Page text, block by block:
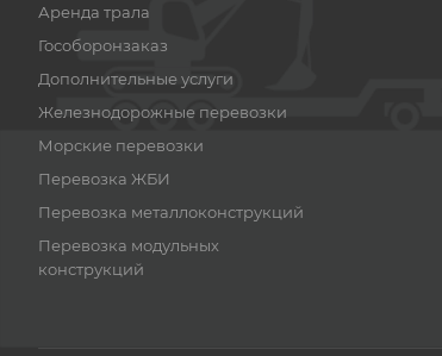
Аренда трала
Гособоронзаказ
Дополнительные услуги
Железнодорожные перевозки
Морские перевозки
Перевозка ЖБИ
Перевозка металлоконструкций
Перевозка модульных
конструкций